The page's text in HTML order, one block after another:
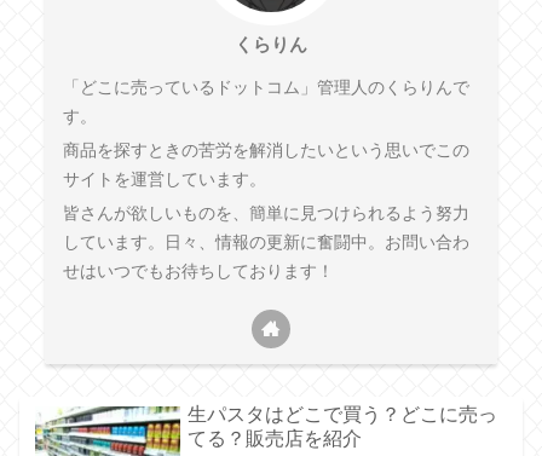
くらりん
「どこに売っているドットコム」管理人のくらりんで
す。
商品を探すときの苦労を解消したいという思いでこの
サイトを運営しています。
皆さんが欲しいものを、簡単に見つけられるよう努力
しています。日々、情報の更新に奮闘中。お問い合わ
せはいつでもお待ちしております！
生パスタはどこで買う？どこに売っ
てる？販売店を紹介